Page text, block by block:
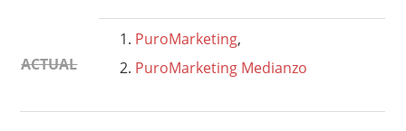
ACTUAL
PuroMarketing,
PuroMarketing Medianzo